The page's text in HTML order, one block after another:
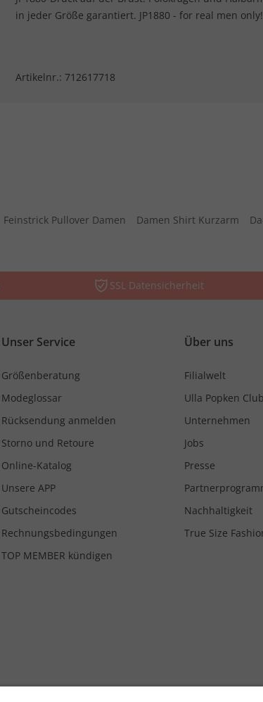
in jeder Größe garantiert. JP1880 - for real men only!
Artikelnr.: 712617718
Feinstrick Pullover Damen Damen Shirt Kurzarm
SSL Datensicherheit
Unser Service
Größenberatung
Modeglossar
Rücksendung anmelden
Storno und Retoure
Online-Katalog
Unsere APP
Gutscheincodes
Rechnungsbedingungen
TOP MEMBER kündigen
Über uns
Filialwelt
Ulla Popken Club
Unternehmen
Jobs
Presse
Nachhaltigkeit
True Size